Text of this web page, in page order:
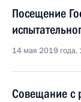
Посещение
14 мая 2019 года,
Совещание с